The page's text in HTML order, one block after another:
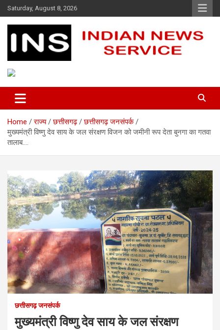
Skip
to
content
Saturday, August 8, 2026
Indian News Service
Home राज्य छत्तीसगढ़
छत्तीसगढ़ जनसंपर्क
मुख्यमंत्री विष्णु देव साय के जल संरक्षण विजन को जमीनी रूप देता बुनगा का गतवा
तालाब….
छत्तीसगढ़ जनसंपर्क
मुख्यमंत्री विष्णु देव साय के जल संरक्षण